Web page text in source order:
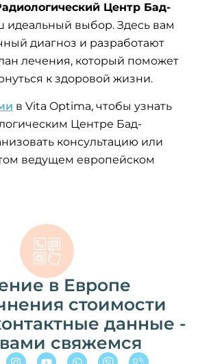
Центр Бад-
идеальный выбор. Здесь вам
диагноз и разработают
лечения, который поможет
к здоровой жизни.
в Vita Optima, чтобы узнать
Центре Бад-
консультацию или
ведущем европейском
в Европе
стоимости
данные -
свяжемся